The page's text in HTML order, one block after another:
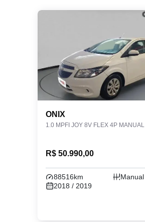
ONIX
1.0 MPFI JOY 8V FLEX 4P MANUAL
R$ 50.990,00
88516km
Manual
2018 / 2019